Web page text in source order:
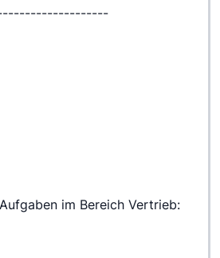
im Bereich Vertrieb: